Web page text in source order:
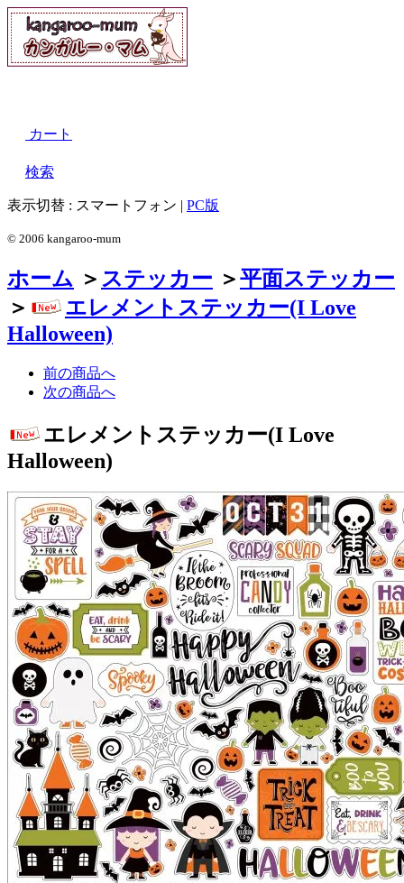
カート
検索
表示切替 : スマートフォン | PC版
© 2006 kangaroo-mum
ホーム ＞ ステッカー ＞平面ステッカー
＞
エレメントステッカー(I Love
Halloween)
前の商品へ
次の商品へ
エレメントステッカー(I Love
Halloween)